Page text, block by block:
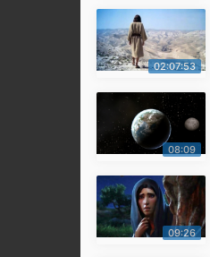
02:07:53
08:09
09:26